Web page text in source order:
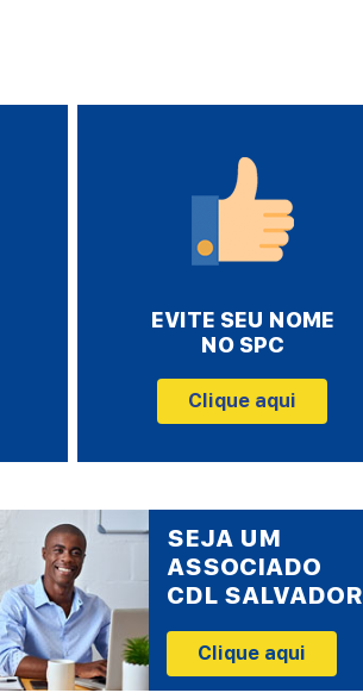
EVITE SEU NOME
NO SPC
Clique aqui
SEJA UM
ASSOCIADO
CDL SALVADOR
Clique aqui